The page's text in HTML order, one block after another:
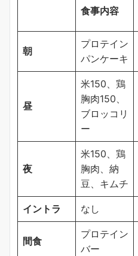
食事内容
朝
プロテイン
パンケーキ
昼
米150、鶏
胸肉150、
ブロッコリ
ー
夜
米150、鶏
胸肉、納
豆、キムチ
イントラ なし
間食
プロテイン
バー